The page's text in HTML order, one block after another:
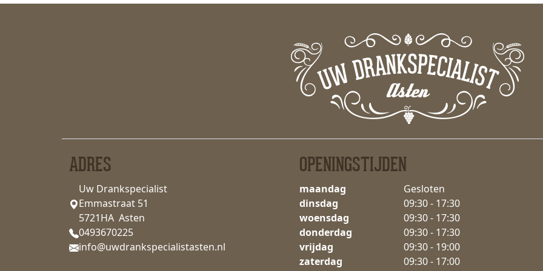
ADRES
Uw Drankspecialist
Emmastraat 51
5721HA Asten
0493670225
info@uwdrankspecialistasten.nl
OPENINGSTIJDEN
maandag
Gesloten
dinsdag
09:30 - 17:30
woensdag
09:30 - 17:30
donderdag
09:30 - 17:30
vrijdag
09:30 - 19:00
zaterdag
09:30 - 17:00